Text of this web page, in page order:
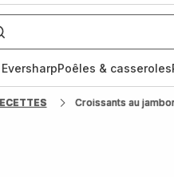
Poêles & casseroles
Croissants au